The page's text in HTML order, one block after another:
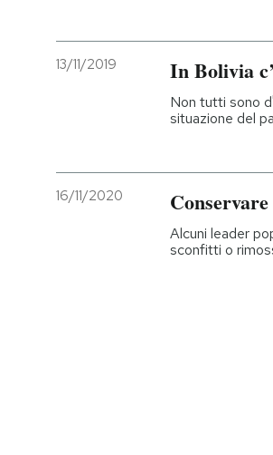
13/11/2019 In Bolivia
Non tutti sono
situazione del
16/11/2020
Alcuni leader
sconfitti o